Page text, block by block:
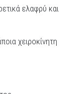
ελαφρύ και
χειροκίνητη